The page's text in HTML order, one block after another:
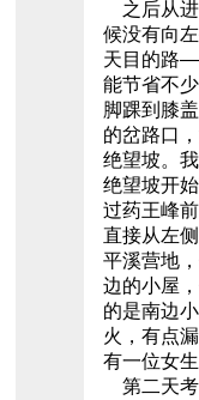
之后从进
候没有向
天目的路
能节省不
脚踝到膝
的岔路口
绝望坡。
绝望坡开
过药王峰
直接从左
平溪营地
边的小屋
的是南边
火，有点
有一位女生
第二天考